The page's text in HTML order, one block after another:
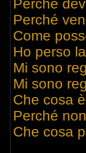
Perché
Perché
Come
Ho perso
Mi sono
Mi sono
Che cosa
Perché
Che cosa